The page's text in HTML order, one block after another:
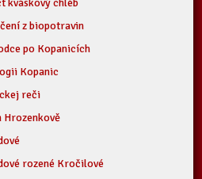
kváskový chléb
z biopotravin
po Kopanicích
Kopanic
reči
Hrozenkově
rozené Kročilové